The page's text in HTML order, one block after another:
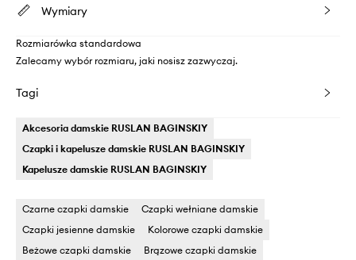
Wymiary
Rozmiarówka standardowa
Zalecamy wybór rozmiaru, jaki nosisz zazwyczaj.
Tagi
Akcesoria damskie RUSLAN BAGINSKIY
Czapki i kapelusze damskie RUSLAN BAGINSKIY
Kapelusze damskie RUSLAN BAGINSKIY
Czarne czapki damskie
Czapki wełniane damskie
Czapki jesienne damskie
Kolorowe czapki damskie
Beżowe czapki damskie
Brązowe czapki damskie